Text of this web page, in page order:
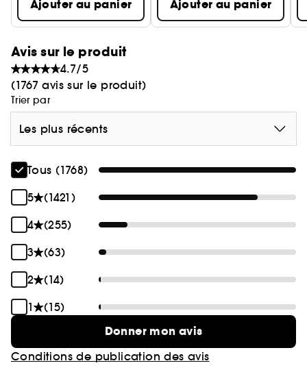
Ajouter au panier Ajouter au panier
Avis sur le produit
4.7/5
(1767 avis sur le produit)
Trier par
Les plus récents
Tous (1768)
5
(1421)
4
(255)
3
(63)
2
(14)
1
(15)
Donner mon avis
Conditions de publication des avis